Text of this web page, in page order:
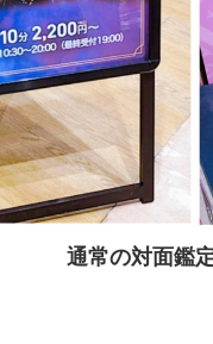
通常の対面鑑